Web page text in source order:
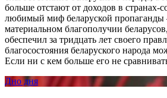
больше отстают от доходов в странах-
любимый миф беларуской
материальном благополучии
обеспечил за тридцать лет своего
благосостояния беларуского народа
Если ни с кем больше его не
Дно дня